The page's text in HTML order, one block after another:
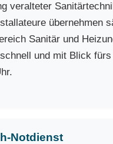
veralteter
übernehmen
Sanitär und
und mit Blick
Notdienst